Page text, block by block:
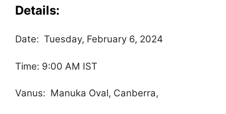
Details:
Date: Tuesday, February 6, 2024
Time: 9:00 AM IST
Vanus: Manuka Oval, Canberra,